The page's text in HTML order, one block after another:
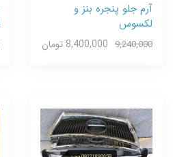
آرم جلو پنجره بنز و
لکسوس
9,240,000 8,400,000 تومان